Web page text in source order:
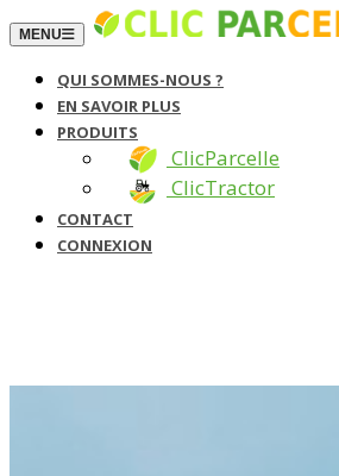
TOGGLE NAVIGATION
MENU
QUI SOMMES-NOUS ?
EN SAVOIR PLUS
PRODUITS
ClicParcelle
ClicTractor
CONTACT
CONNEXION